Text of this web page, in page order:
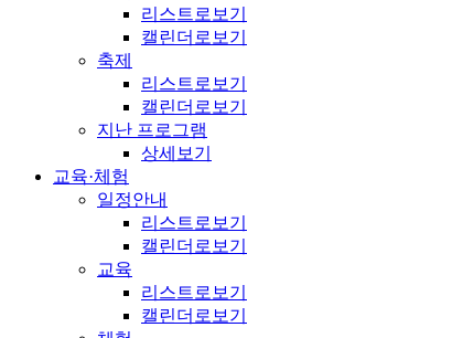
리스트로보기
캘린더로보기
축제
리스트로보기
캘린더로보기
지난 프로그램
상세보기
교육·체험
일정안내
리스트로보기
캘린더로보기
교육
리스트로보기
캘린더로보기